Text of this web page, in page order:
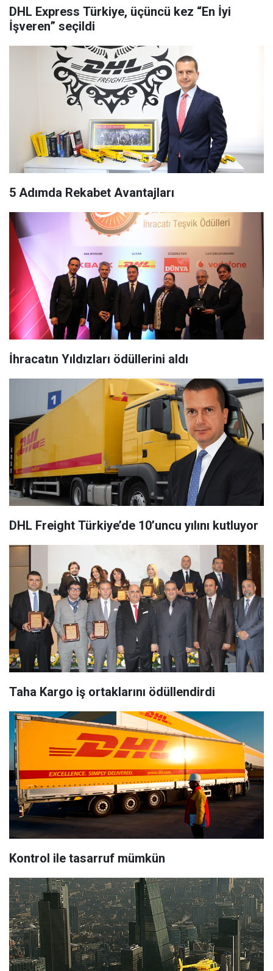
DHL Express Türkiye, üçüncü kez “En İyi
İşveren” seçildi
5 Adımda Rekabet Avantajları
İhracatın Yıldızları ödüllerini aldı
DHL Freight Türkiye’de 10’uncu yılını kutluyor
Taha Kargo iş ortaklarını ödüllendirdi
Kontrol ile tasarruf mümkün